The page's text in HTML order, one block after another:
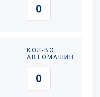
КОЛ-ВО
АВТОМАШИН